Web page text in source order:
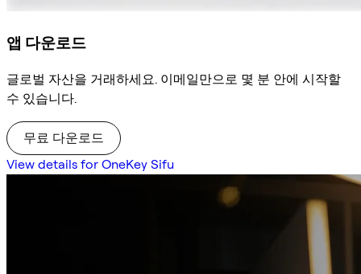
앱 다운로드
글로벌 자산을 거래하세요. 이메일만으로 몇 분 안에 시작할
수 있습니다.
무료 다운로드
View details for OneKey Sifu